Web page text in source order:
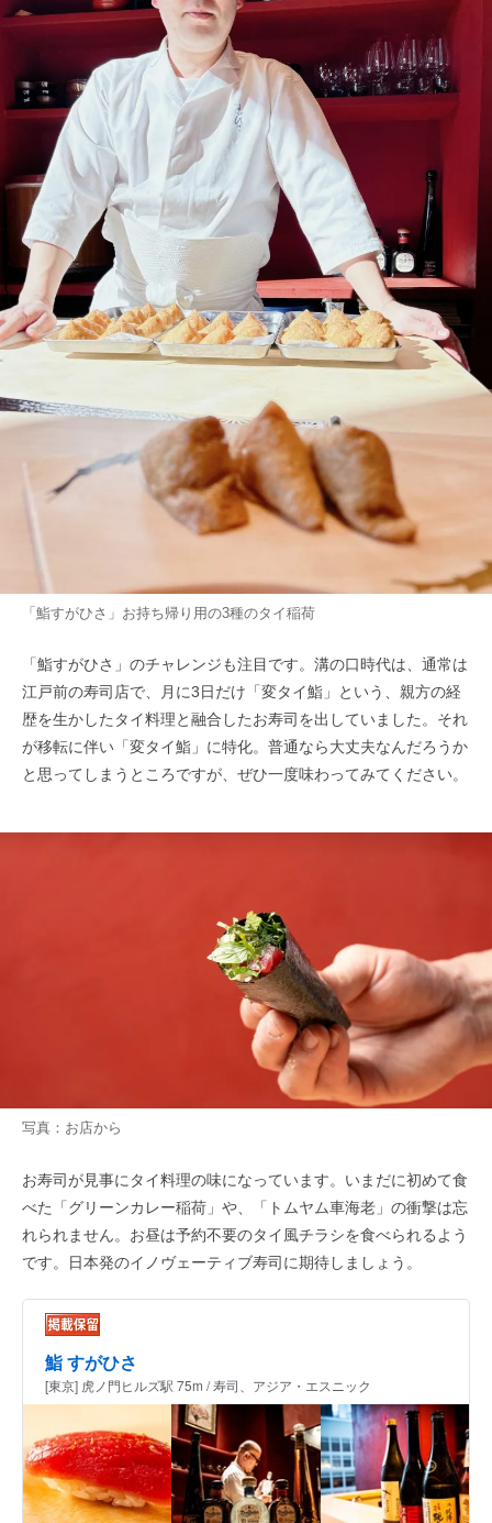
「鮨すがひさ」お持ち帰り用の3種のタイ稲荷
「鮨すがひさ」のチャレンジも注目です。溝の口時代は、通常は
江戸前の寿司店で、月に3日だけ「変タイ鮨」という、親方の経
歴を生かしたタイ料理と融合したお寿司を出していました。それ
が移転に伴い「変タイ鮨」に特化。普通なら大丈夫なんだろうか
と思ってしまうところですが、ぜひ一度味わってみてください。
写真：お店から
お寿司が見事にタイ料理の味になっています。いまだに初めて食
べた「グリーンカレー稲荷」や、「トムヤム車海老」の衝撃は忘
れられません。お昼は予約不要のタイ風チラシを食べられるよう
です。日本発のイノヴェーティブ寿司に期待しましょう。
鮨 すがひさ
[東京] 虎ノ門ヒルズ駅 75m / 寿司、アジア・エスニック